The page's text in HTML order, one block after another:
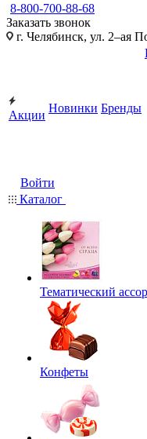
8-800-700-88-68
Заказать звонок
г. Челябинск, ул. 2–ая
Акции
Новинки Бренды
Войти
Каталог
Тематический
Конфеты